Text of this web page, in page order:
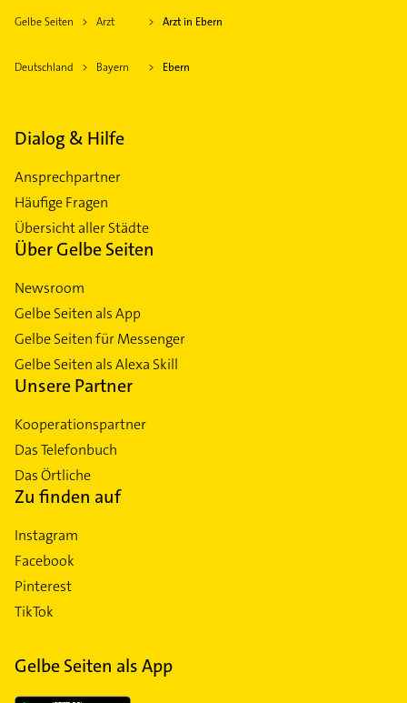
Gelbe Seiten Arzt Arzt in Ebern
Deutschland Bayern Ebern
Dialog & Hilfe
Ansprechpartner
Häufige Fragen
Übersicht aller Städte
Über Gelbe Seiten
Newsroom
Gelbe Seiten als App
Gelbe Seiten für Messenger
Gelbe Seiten als Alexa Skill
Unsere Partner
Kooperationspartner
Das Telefonbuch
Das Örtliche
Zu finden auf
Instagram
Facebook
Pinterest
TikTok
Gelbe Seiten als App